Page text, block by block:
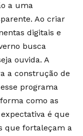
a uma
Ao criar
digitais e
busca
ouvida. A
a construção de
programa
como as
é que
que fortaleçam a